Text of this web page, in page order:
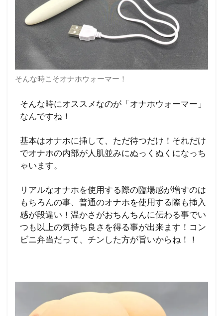
そんな時こそオナホウォーマー！
そんな時にオススメなのが「オナホウォーマー」
なんですね！
基本はオナホに挿して、ただ待つだけ！それだけ
でオナホの内部が人肌並みにぬっくぬくになっち
ゃいます。
リアルなオナホを使用する際の臨場感が増すのは
もちろんの事、普通のオナホを使用する際も挿入
感が段違い！温かさがおちんちんに伝わる事でい
つも以上の気持ち良さを得る事が出来ます！コン
ビニ弁当だって、チンした方が旨いからね！！